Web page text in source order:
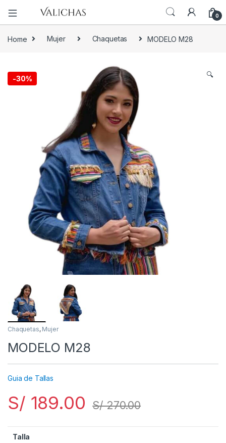
0
Home Mujer Chaquetas MODELO M28
-30% 🔍
Chaquetas, Mujer
MODELO M28
Guia de Tallas
S/ 189.00 S/270.00
Talla